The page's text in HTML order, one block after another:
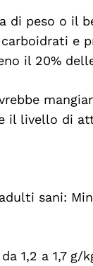
di peso o il
e
il 20%
il livello di
sani:
1,2 a 1,7 g/